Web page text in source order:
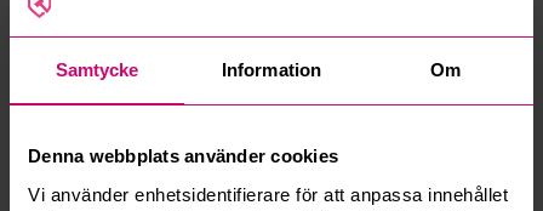
Samtycke Information Om
Denna webbplats använder cookies
Vi använder enhetsidentifierare för att anpassa innehållet
Vad innebär serviceavgift?
Vad är ett reservationspris?
Hur fungerar maxbud?